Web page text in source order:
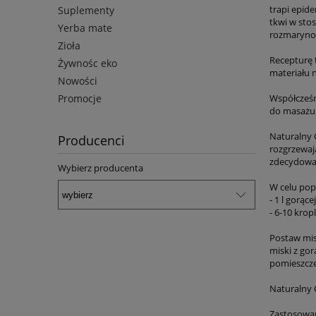
Suplementy
Yerba mate
Zioła
Żywnośc eko
Nowości
Promocje
Producenci
Wybierz producenta
trapi
tkwi w
Recepturę
materiału
do
Naturalny
W celu
- 1 l
- 6-10
Postaw
miski z
Naturalny